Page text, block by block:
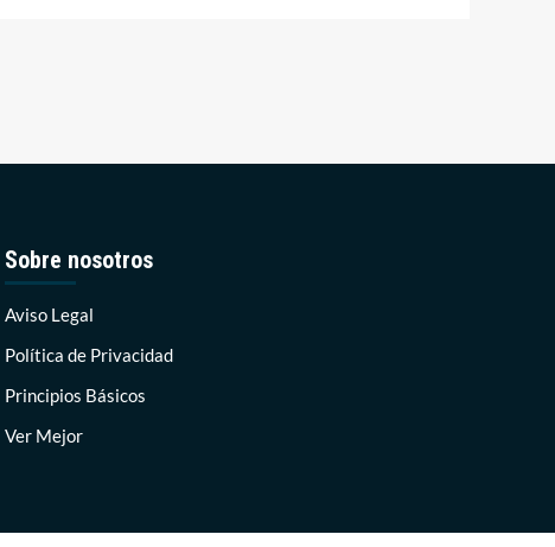
Sobre nosotros
Aviso Legal
Política de Privacidad
Principios Básicos
Ver Mejor